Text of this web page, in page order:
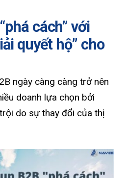
cách” với
quyết hộ” cho
ngày càng càng trở nên
doanh lựa chọn bởi
do sự thay đổi của thị